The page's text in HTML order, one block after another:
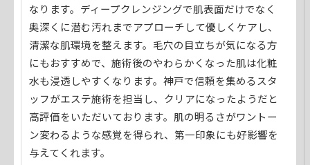
なります。ディープクレンジングで肌表面だけでなく
奥深くに潜む汚れまでアプローチして優しくケアし、
清潔な肌環境を整えます。毛穴の目立ちが気になる方
にもおすすめで、施術後のやわらかくなった肌は化粧
水も浸透しやすくなります。神戸で信頼を集めるスタ
ッフがエステ施術を担当し、クリアになったようだと
高評価をいただいております。肌の明るさがワントー
ン変わるような感覚を得られ、第一印象にも好影響を
与えてくれます。